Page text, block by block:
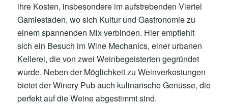
ihre Kosten, insbesondere im aufstrebenden Viertel
Gamlestaden, wo sich Kultur und Gastronomie zu
einem spannenden Mix verbinden. Hier empfiehlt
sich ein Besuch im Wine Mechanics, einer urbanen
Kellerei, die von zwei Weinbegeisterten gegründet
wurde. Neben der Möglichkeit zu Weinverkostungen
bietet der Winery Pub auch kulinarische Genüsse, die
perfekt auf die Weine abgestimmt sind.